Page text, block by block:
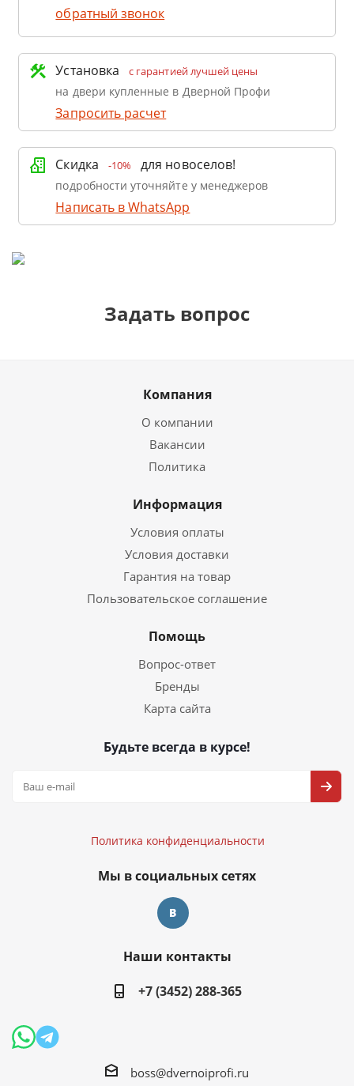
обратный звонок
Установка с гарантией лучшей цены
на двери купленные в Дверной Профи
Запросить расчет
Скидка -10% для новоселов!
подробности уточняйте у менеджеров
Написать в WhatsApp
Задать вопрос
Компания
О компании
Вакансии
Политика
Информация
Условия оплаты
Условия доставки
Гарантия на товар
Пользовательское соглашение
Помощь
Вопрос-ответ
Бренды
Карта сайта
Будьте всегда в курсе!
Политика конфиденциальности
Мы в социальных сетях
Наши контакты
+7 (3452) 288-365
boss@dvernoiprofi.ru